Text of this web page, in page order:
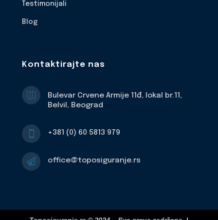
Testimonijali
Blog
Kontaktirajte nas

Bulevar Crvene Armije 11đ, lokal br.11,
Belvil, Beograd
 +381 (0) 60 5813 979
 office@toposiguranje.rs